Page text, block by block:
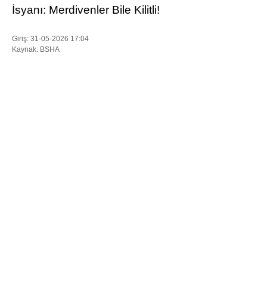
TEKNOLOJİ
İsyanı: Merdivenler Bile Kilitli!
Giriş: 31-05-2026 17:04
Kaynak: BSHA